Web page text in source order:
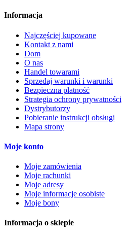
Informacja
Najczęściej kupowane
Kontakt z nami
Dom
O nas
Handel towarami
Sprzedaj warunki i warunki
Bezpieczna płatność
Strategia ochrony prywatności
Dystrybutorzy
Pobieranie instrukcji obsługi
Mapa strony
Moje konto
Moje zamówienia
Moje rachunki
Moje adresy
Moje informacje osobiste
Moje bony
Informacja o sklepie